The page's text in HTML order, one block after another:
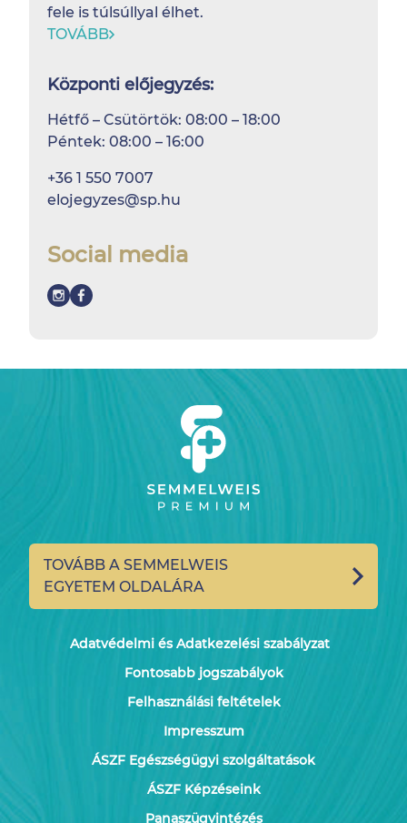
fele is túlsúllyal élhet.
TOVÁBB
Központi előjegyzés:
Hétfő – Csütörtök: 08:00 – 18:00
Péntek: 08:00 – 16:00
+36 1 550 7007
elojegyzes@sp.hu
Social media
TOVÁBB A SEMMELWEIS
EGYETEM OLDALÁRA
Adatvédelmi és Adatkezelési szabályzat
Fontosabb jogszabályok
Felhasználási feltételek
Impresszum
ÁSZF Egészségügyi szolgáltatások
ÁSZF Képzéseink
Panaszügyintézés